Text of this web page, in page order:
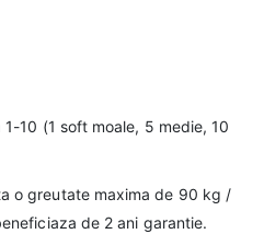
10 (1 soft moale, 5 medie, 10
o greutate maxima de 90 kg /
de 2 ani garantie.